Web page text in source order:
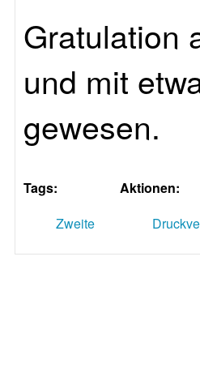
Gratulation
und mit
gewesen.
Tags:
Zweite
Aktionen: